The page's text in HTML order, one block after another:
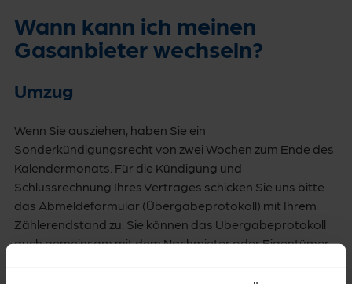
Wann kann ich meinen
Gasanbieter wechseln?
Umzug
Wenn Sie ausziehen, haben Sie ein
Sonderkündigungsrecht von zwei Wochen zum Ende des
Kalendermonats. Für die Kündigung und
Schlussrechnung Ihres Vertrages schicken Sie uns bitte
das Abmeldeformular (Übergabeprotokoll) mit Ihrem
Zählerendstand zu. Sie können das Übergabeprotokoll
auch gemeinsam mit dem Nachmieter oder Eigentümer